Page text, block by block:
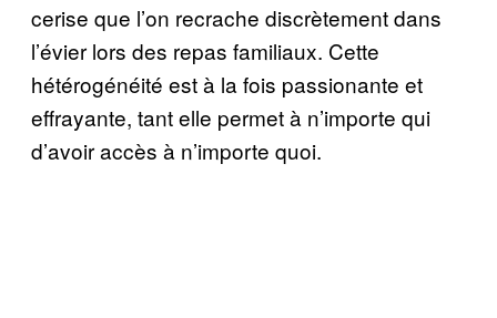
cerise que l’on recrache discrètement dans
l’évier lors des repas familiaux. Cette
hétérogénéité est à la fois passionante et
effrayante, tant elle permet à n’importe qui
d’avoir accès à n’importe quoi.